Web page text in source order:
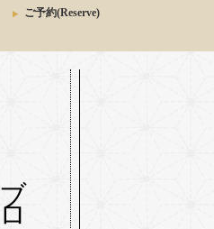
ご予約(Reserve)
ブログ